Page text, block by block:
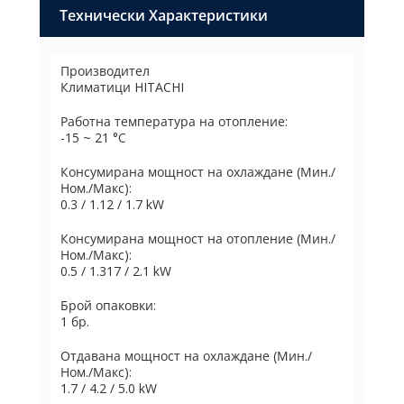
Технически Характеристики
Производител
Климатици HITACHI
Работна температура на отопление:
-15 ~ 21 °C
Консумирана мощност на охлаждане (Мин./
Ном./Макс):
0.3 / 1.12 / 1.7 kW
Консумирана мощност на отопление (Мин./
Ном./Макс):
0.5 / 1.317 / 2.1 kW
Брой опаковки:
1 бр.
Отдавана мощност на охлаждане (Мин./
Ном./Макс):
1.7 / 4.2 / 5.0 kW